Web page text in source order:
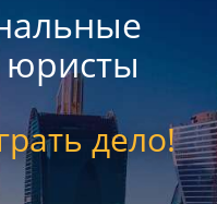
юристы
дело!